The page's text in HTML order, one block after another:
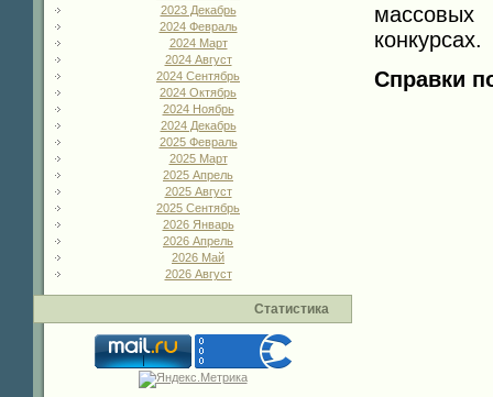
2023 Декабрь
2024 Февраль
2024 Март
2024 Август
2024 Сентябрь
2024 Октябрь
2024 Ноябрь
2024 Декабрь
2025 Февраль
2025 Март
2025 Апрель
2025 Август
2025 Сентябрь
2026 Январь
2026 Апрель
2026 Май
2026 Август
Статистика
конкурсах.
Справки